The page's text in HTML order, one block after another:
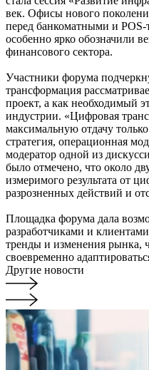
век. Офисы нового
перед банкоматными и
особенно ярко обозначили
финансового сектора.
Участники форума
трансформация
проект, а как необходимый
индустрии. «Цифровая
максимальную отдачу
стратегия, операционная
модератор одной из
было отмечено, что около
измеримого результата от
разрозненных действий и
Площадка форума дала
разработчиками и
тренды и изменения рынка,
своевременно
Другие новости